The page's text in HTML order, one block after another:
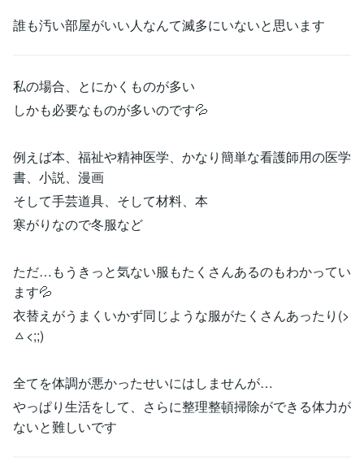
誰も汚い部屋がいい人なんて滅多にいないと思います
私の場合、とにかくものが多い
しかも必要なものが多いのです💦
例えば本、福祉や精神医学、かなり簡単な看護師用の医学
書、小説、漫画
そして手芸道具、そして材料、本
寒がりなので冬服など
ただ…もうきっと気ない服もたくさんあるのもわかってい
ます💦
衣替えがうまくいかず同じような服がたくさんあったり(>
ㅿ<;;)
全てを体調が悪かったせいにはしませんが…
やっぱり生活をして、さらに整理整頓掃除ができる体力が
ないと難しいです